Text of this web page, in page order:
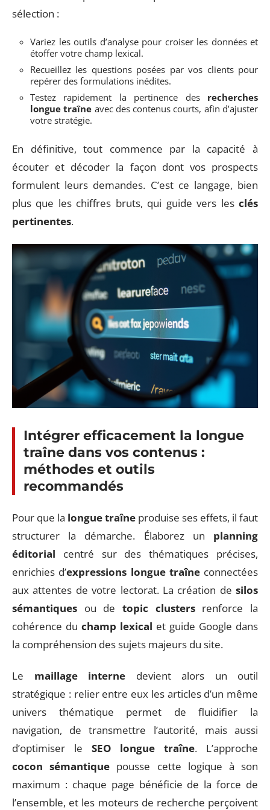
sélection :
Variez les outils d’analyse pour croiser les données et
étoffer votre champ lexical.
Recueillez les questions posées par vos clients pour
repérer des formulations inédites.
Testez rapidement la pertinence des recherches
longue traîne avec des contenus courts, afin d’ajuster
votre stratégie.
En définitive, tout commence par la capacité à
écouter et décoder la façon dont vos prospects
formulent leurs demandes. C’est ce langage, bien
plus que les chiffres bruts, qui guide vers les clés
pertinentes.
Intégrer efficacement la longue
traîne dans vos contenus :
méthodes et outils
recommandés
Pour que la longue traîne produise ses effets, il faut
structurer la démarche. Élaborez un planning
éditorial centré sur des thématiques précises,
enrichies d’expressions longue traîneconnectées
aux attentes de votre lectorat. La création de silos
sémantiques ou de topic clustersrenforce la
cohérence du champ lexical et guide Google dans
la compréhension des sujets majeurs du site.
Le maillage interne devient alors un outil
stratégique : relier entre eux les articles d’un même
univers thématique permet de fluidifier la
navigation, de transmettre l’autorité, mais aussi
d’optimiser le SEO longue traîne. L’approche
cocon sémantique pousse cette logique à son
maximum : chaque page bénéficie de la force de
l’ensemble, et les moteurs de recherche perçoivent